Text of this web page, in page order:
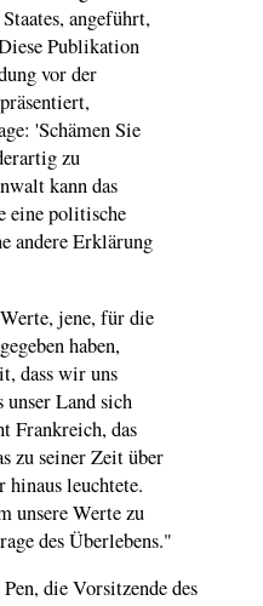
angeführt,
Publikation
vor der
'Schämen Sie
zu
kann das
eine politische
andere Erklärung
jene, für die
haben,
dass wir uns
unser Land sich
Frankreich, das
zu seiner Zeit über
hinaus leuchtete.
unsere Werte zu
des Überlebens."
die Vorsitzende des